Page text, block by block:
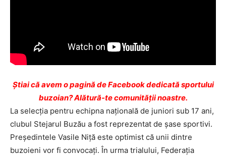
Ştiai că avem o pagină de Facebook dedicată sportului
buzoian? Alătură-te comunității noastre.
La selecţia pentru echipna națională de juniori sub 17 ani,
clubul Stejarul Buzău a fost reprezentat de şase sportivi.
Președintele Vasile Niță este optimist că unii dintre
buzoieni vor fi convocați. În urma trialului, Federaţia